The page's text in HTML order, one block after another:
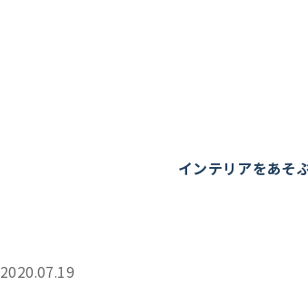
インテリアをあそ
2020.07.19